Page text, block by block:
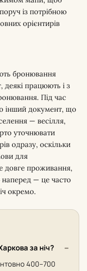
із потрібною
орієнтирів
бронювання
працюють і з
Під час
інший документ, що
— весілля,
уточнювати
одразу, оскільки
для
довге проживання,
наперед — це часто
окремо.
за ніч?
400–700